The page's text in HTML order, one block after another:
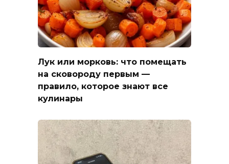
Лук или морковь: что помещать
на сковороду первым —
правило, которое знают все
кулинары